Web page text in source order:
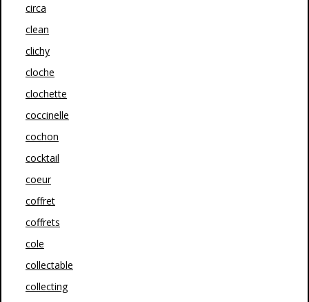
circa
clean
clichy
cloche
clochette
coccinelle
cochon
cocktail
coeur
coffret
coffrets
cole
collectable
collecting